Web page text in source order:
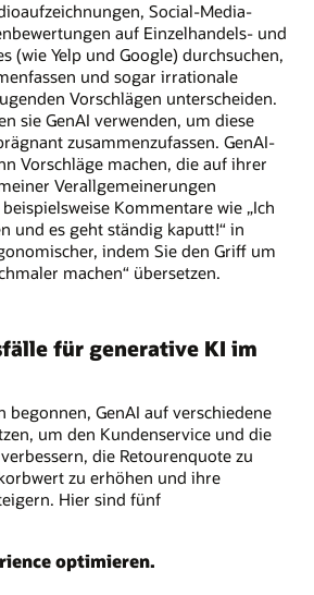
Social-Media-
auf Einzelhandels- und
(wie Yelp und Google) durchsuchen,
und sogar irrationale
Vorschlägen unterscheiden.
sie GenAI verwenden, um diese
zusammenzufassen. GenAI-
Vorschläge machen, die auf ihrer
Verallgemeinerungen
Kommentare wie „Ich
und es geht ständig kaputt!“ in
indem Sie den Griff um
machen“ übersetzen.
für generative KI im
begonnen, GenAI auf verschiedene
um den Kundenservice und die
die Retourenquote zu
zu erhöhen und ihre
Hier sind fünf
optimieren.